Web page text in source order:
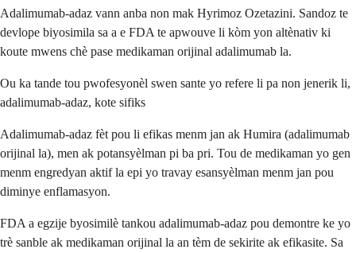
Adalimumab-adaz vann anba non mak Hyrimoz Ozetazini. Sandoz te
devlope biyosimila sa a e FDA te apwouve li kòm yon altènativ ki
koute mwens chè pase medikaman orijinal adalimumab la.
Ou ka tande tou pwofesyonèl swen sante yo refere li pa non jenerik li,
adalimumab-adaz, kote sifiks
Adalimumab-adaz fèt pou li efikas menm jan ak Humira (adalimumab
orijinal la), men ak potansyèlman pi ba pri. Tou de medikaman yo gen
menm engredyan aktif la epi yo travay esansyèlman menm jan pou
diminye enflamasyon.
FDA a egzije byosimilè tankou adalimumab-adaz pou demontre ke yo
trè sanble ak medikaman orijinal la an tèm de sekirite ak efikasite. Sa